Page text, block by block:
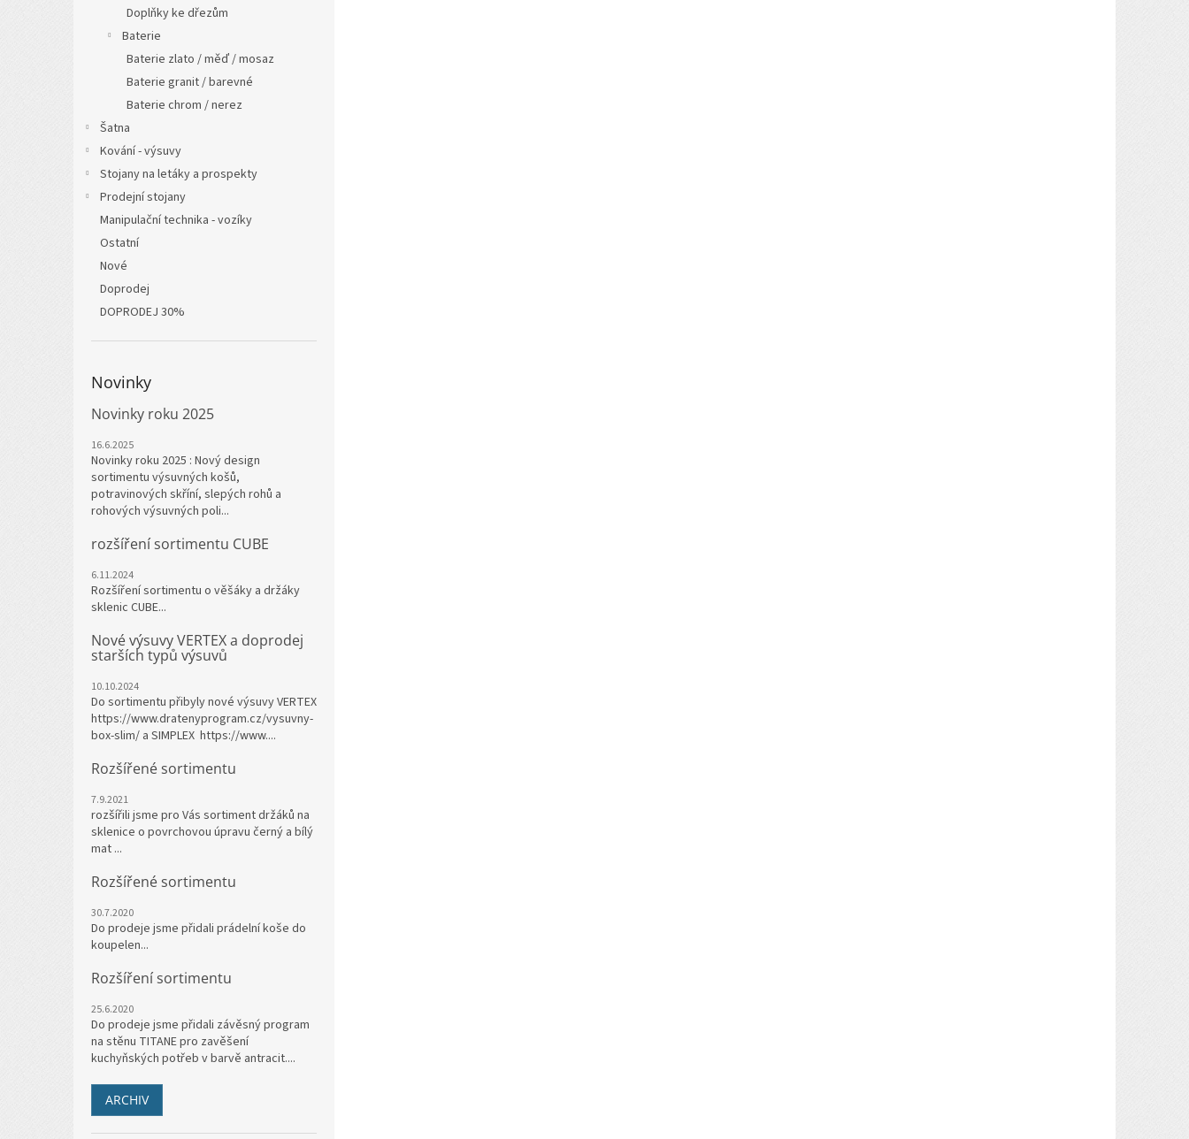
Doplňky ke dřezům
Baterie
Baterie zlato / měď / mosaz
Baterie granit / barevné
Baterie chrom / nerez
Šatna
Kování - výsuvy
Stojany na letáky a prospekty
Prodejní stojany
Manipulační technika - vozíky
Ostatní
Nové
Doprodej
DOPRODEJ 30%
Novinky
Novinky roku 2025
16.6.2025
Novinky roku 2025 : Nový design
sortimentu výsuvných košů,
potravinových skříní, slepých rohů a
rohových výsuvných poli...
rozšíření sortimentu CUBE
6.11.2024
Rozšíření sortimentu o věšáky a držáky
sklenic CUBE...
Nové výsuvy VERTEX a doprodej
starších typů výsuvů
10.10.2024
Do sortimentu přibyly nové výsuvy VERTEX
https://www.dratenyprogram.cz/vysuvny-
box-slim/ a SIMPLEX https://www....
Rozšířené sortimentu
7.9.2021
rozšířili jsme pro Vás sortiment držáků na
sklenice o povrchovou úpravu černý a bílý
mat ...
Rozšířené sortimentu
30.7.2020
Do prodeje jsme přidali prádelní koše do
koupelen...
Rozšíření sortimentu
25.6.2020
Do prodeje jsme přidali závěsný program
na stěnu TITANE pro zavěšení
kuchyňských potřeb v barvě antracit....
ARCHIV